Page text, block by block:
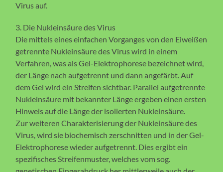
Virus auf.
3. Die Nukleinsäure des Virus
Die mittels eines einfachen Vorganges von den Eiweißen
getrennte Nukleinsäure des Virus wird in einem
Verfahren, was als Gel-Elektrophorese bezeichnet wird,
der Länge nach aufgetrennt und dann angefärbt. Auf
dem Gel wird ein Streifen sichtbar. Parallel aufgetrennte
Nukleinsäure mit bekannter Länge ergeben einen ersten
Hinweis auf die Länge der isolierten Nukleinsäure.
Zur weiteren Charakterisierung der Nukleinsäure des
Virus, wird sie biochemisch zerschnitten und in der Gel-
Elektrophorese wieder aufgetrennt. Dies ergibt ein
spezifisches Streifenmuster, welches vom sog.